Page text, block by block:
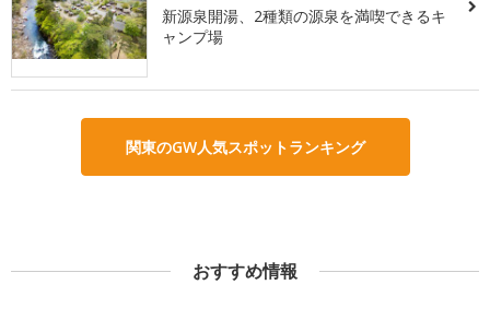
新源泉開湯、2種類の源泉を満喫できるキ
ャンプ場
関東のGW人気スポットランキング
おすすめ情報